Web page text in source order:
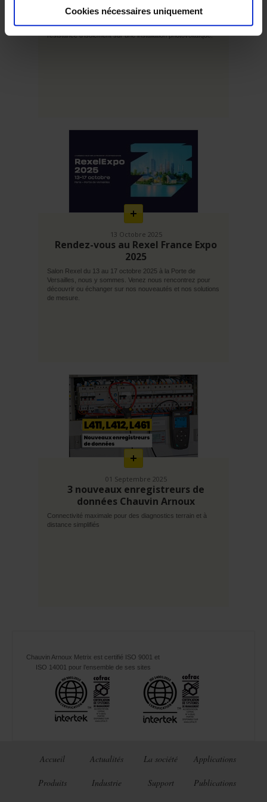
Cookies nécessaires uniquement
photovoltaïques
Tout ce qu'il faut savoir pour mesurer correctement la
résistance d'isolement sur une installation photovoltaïque.
savoir
13 Octobre 2025
Rendez-vous au Rexel France Expo
2025
Salon Rexel du 13 au 17 octobre 2025 à la Porte de
Versailles, nous y sommes. Venez nous rencontrez pour
découvrir ou échanger sur nos nouveautés et nos solutions
de mesure.
En
savoir
plus
01 Septembre 2025
3 nouveaux enregistreurs de
données Chauvin Arnoux
Connectivité maximale pour des diagnostics terrain et à
distance simplifiés
Chauvin Arnoux Metrix est certifié ISO 9001 et
ISO 14001 pour l’ensemble de ses sites
Accueil Actualités La société Applications
Produits Industrie Support Publications